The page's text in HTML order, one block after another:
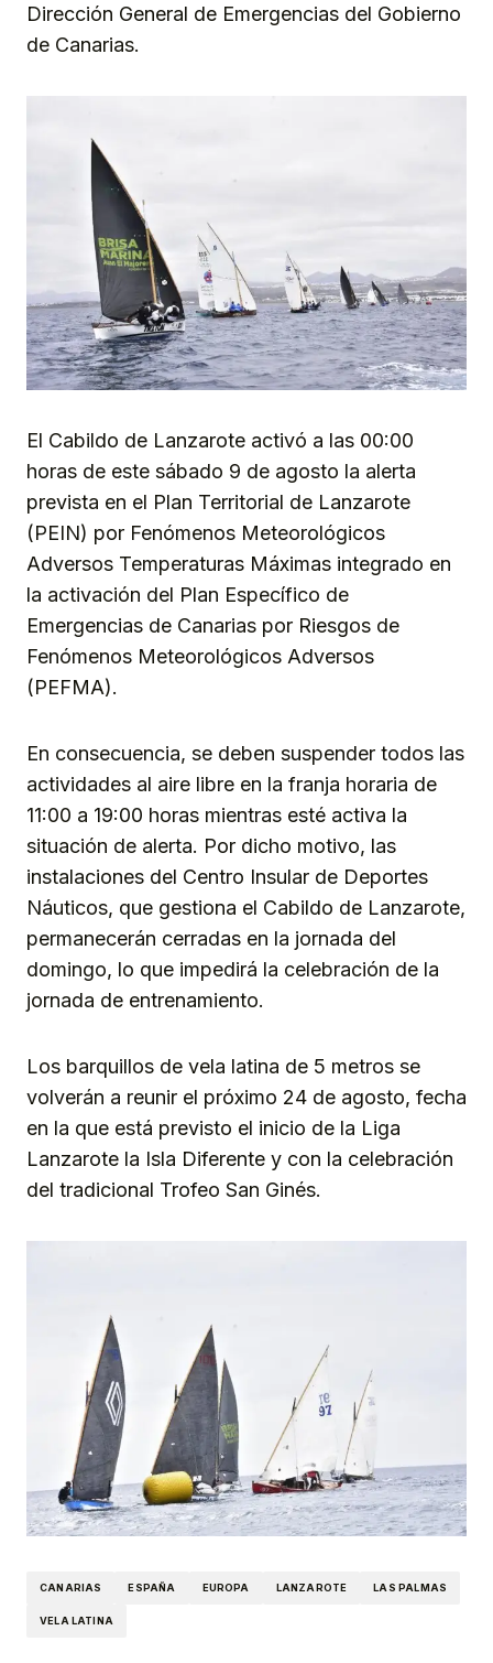
Dirección General de Emergencias del Gobierno
de Canarias.
El Cabildo de Lanzarote activó a las 00:00
horas de este sábado 9 de agosto la alerta
prevista en el Plan Territorial de Lanzarote
(PEIN) por Fenómenos Meteorológicos
Adversos Temperaturas Máximas integrado en
la activación del Plan Específico de
Emergencias de Canarias por Riesgos de
Fenómenos Meteorológicos Adversos
(PEFMA).
En consecuencia, se deben suspender todos las
actividades al aire libre en la franja horaria de
11:00 a 19:00 horas mientras esté activa la
situación de alerta. Por dicho motivo, las
instalaciones del Centro Insular de Deportes
Náuticos, que gestiona el Cabildo de Lanzarote,
permanecerán cerradas en la jornada del
domingo, lo que impedirá la celebración de la
jornada de entrenamiento.
Los barquillos de vela latina de 5 metros se
volverán a reunir el próximo 24 de agosto, fecha
en la que está previsto el inicio de la Liga
Lanzarote la Isla Diferente y con la celebración
del tradicional Trofeo San Ginés.
CANARIAS ESPAÑA EUROPA LANZAROTE LAS PALMAS
VELA LATINA